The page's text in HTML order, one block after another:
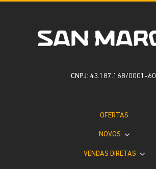
CNPJ: 43.187.168/0001-60
OFERTAS
NOVOS
VENDAS DIRETAS